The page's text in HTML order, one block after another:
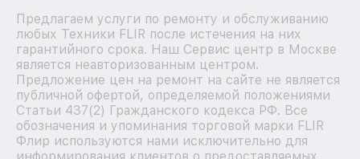
Предлагаем услуги по ремонту и обслуживанию
любых Техники FLIR после истечения на них
гарантийного срока. Наш Сервис центр в Москве
является неавторизованным центром.
Предложение цен на ремонт на сайте не является
публичной офертой, определяемой положениями
Статьи 437(2) Гражданского кодекса РФ. Все
обозначения и упоминания торговой марки FLIR
Флир используются нами исключительно для